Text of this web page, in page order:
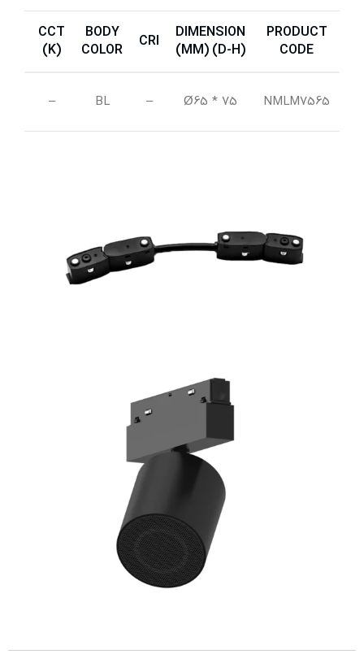
PRODUCT
CODE
DIMENSION
(MM) (D-H)
CRI
BODY
COLOR
CCT
(K)
NMLM7565
Ø65 * 75
–
BL
–